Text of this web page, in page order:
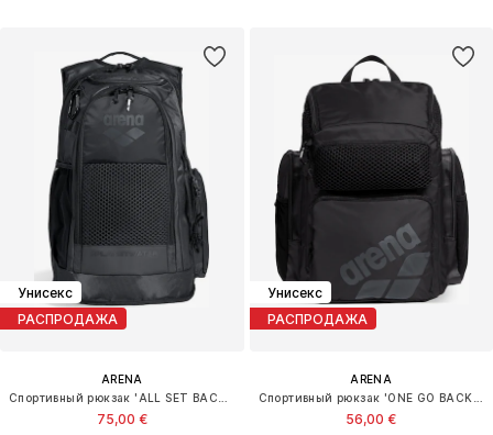
Унисекс
РАСПРОДАЖА
ARENA
75,00 €
Унисекс
РАСПРОДАЖА
ARENA
56,00 €